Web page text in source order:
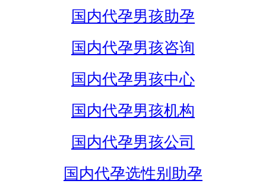
国内代孕男孩助孕
国内代孕男孩咨询
国内代孕男孩中心
国内代孕男孩机构
国内代孕男孩公司
国内代孕选性别助孕